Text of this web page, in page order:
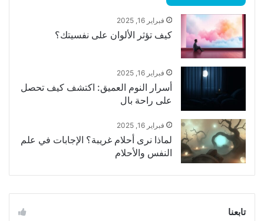
فبراير 16, 2025
كيف تؤثر الألوان على نفسيتك؟
فبراير 16, 2025
أسرار النوم العميق: اكتشف كيف تحصل
على راحة بال
فبراير 16, 2025
لماذا نرى أحلام غريبة؟ الإجابات في علم
النفس والأحلام
تابعنا